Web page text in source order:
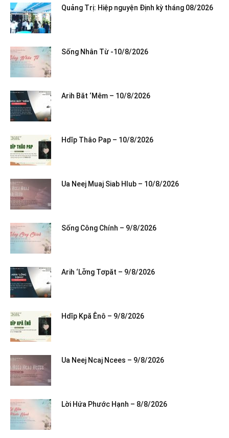
Quảng Trị: Hiệp nguyện Định kỳ tháng 08/2026
Sống Nhân Từ -10/8/2026
Arih Băt ‘Mêm – 10/8/2026
Hdĭp Thâo Pap – 10/8/2026
Ua Neej Muaj Siab Hlub – 10/8/2026
Sống Công Chính – 9/8/2026
Arih ‘Lơ̆ng Tơpăt – 9/8/2026
Hdĭp Kpă Ênô – 9/8/2026
Ua Neej Ncaj Ncees – 9/8/2026
Lời Hứa Phước Hạnh – 8/8/2026